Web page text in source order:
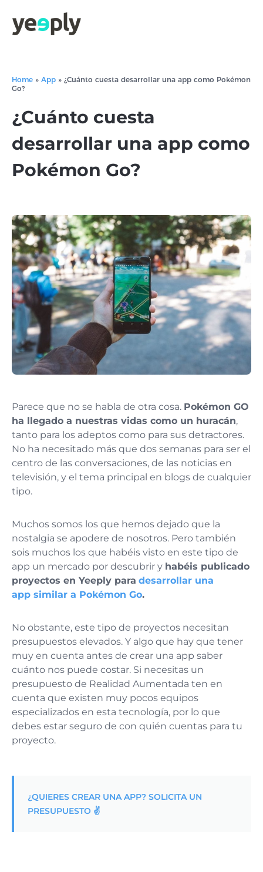
Home » App » ¿Cuánto cuesta desarrollar una app como Pokémon
Go?
¿Cuánto cuesta
desarrollar una app como
Pokémon Go?
Parece que no se habla de otra cosa. Pokémon GO
ha llegado a nuestras vidas como un huracán,
tanto para los adeptos como para sus detractores.
No ha necesitado más que dos semanas para ser el
centro de las conversaciones, de las noticias en
televisión, y el tema principal en blogs de cualquier
tipo.
Muchos somos los que hemos dejado que la
nostalgia se apodere de nosotros. Pero también
sois muchos los que habéis visto en este tipo de
app un mercado por descubrir y habéis publicado
proyectos en Yeeply para desarrollar una
app similar a Pokémon Go.
No obstante, este tipo de proyectos necesitan
presupuestos elevados. Y algo que hay que tener
muy en cuenta antes de crear una app saber
cuánto nos puede costar. Si necesitas un
presupuesto de Realidad Aumentada ten en
cuenta que existen muy pocos equipos
especializados en esta tecnología, por lo que
debes estar seguro de con quién cuentas para tu
proyecto.
¿QUIERES CREAR UNA APP? SOLICITA UN
PRESUPUESTO ✌️